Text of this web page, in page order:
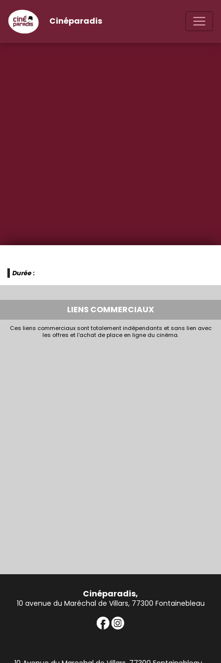
Cinéparadis
Durée :
LIENS COMMERCIAUX
Ces liens commerciaux sont totalement indépendants et sans lien avec
les offres et l'achat de place en ligne du cinéma.
Cinéparadis,
10 avenue du Maréchal de Villars, 77300 Fontainebleau